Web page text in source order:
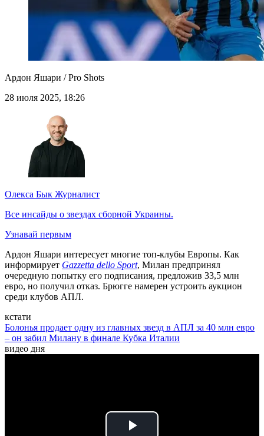
Ардон Яшари / Pro Shots
28 июля 2025, 18:26
Олекса Бык Журналист
Все инсайды о звездах сборной Украины.
Узнавай первым
Ардон Яшари интересует многие топ-клубы Европы. Как
информирует Gazzetta dello Sport, Милан предпринял
очередную попытку его подписания, предложив 33,5 млн
евро, но получил отказ. Брюгге намерен устроить аукцион
среди клубов АПЛ.
кстати
Болонья продает одну из главных звезд в АПЛ за 40 млн евро
– он забил Милану в финале Кубка Италии
видео дня